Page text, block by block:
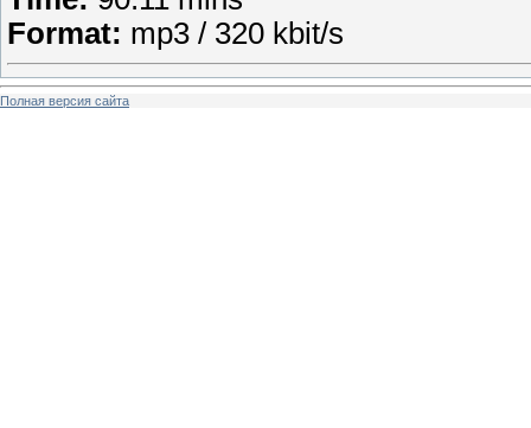
Format: mp3 / 320 kbit/s
Полная версия сайта